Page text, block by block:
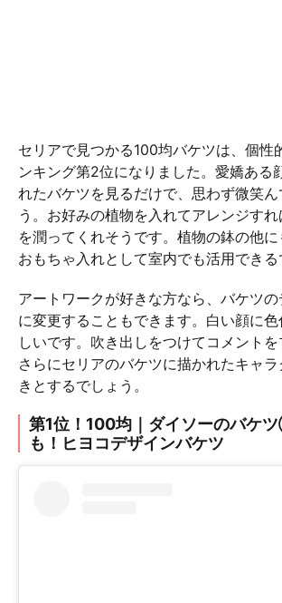
セリアで見つかる100均バケツは、個性
ンキング第2位になりました。愛嬌ある
れたバケツを見るだけで、思わず微笑ん
う。お好みの植物を入れてアレンジす
を潤ってくれそうです。植物の鉢の他
おもちゃ入れとして室内でも活用できる
アートワークが好きな方なら、バケツ
に変更することもできます。白い顔に
しいです。吹き出しをつけてコメントを
さらにセリアのバケツに描かれたキャ
きとするでしょう。
第1位！100均｜ダイソーのバケ
も！ヒヨコデザインバケツ